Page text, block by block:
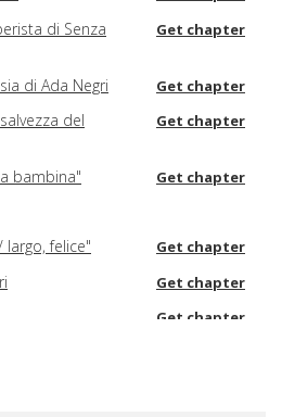
di Senza
Get chapter
di Ada Negri Get chapter
del
Get chapter
bambina" Get chapter
felice"
Get chapter
Get chapter
Get chapter